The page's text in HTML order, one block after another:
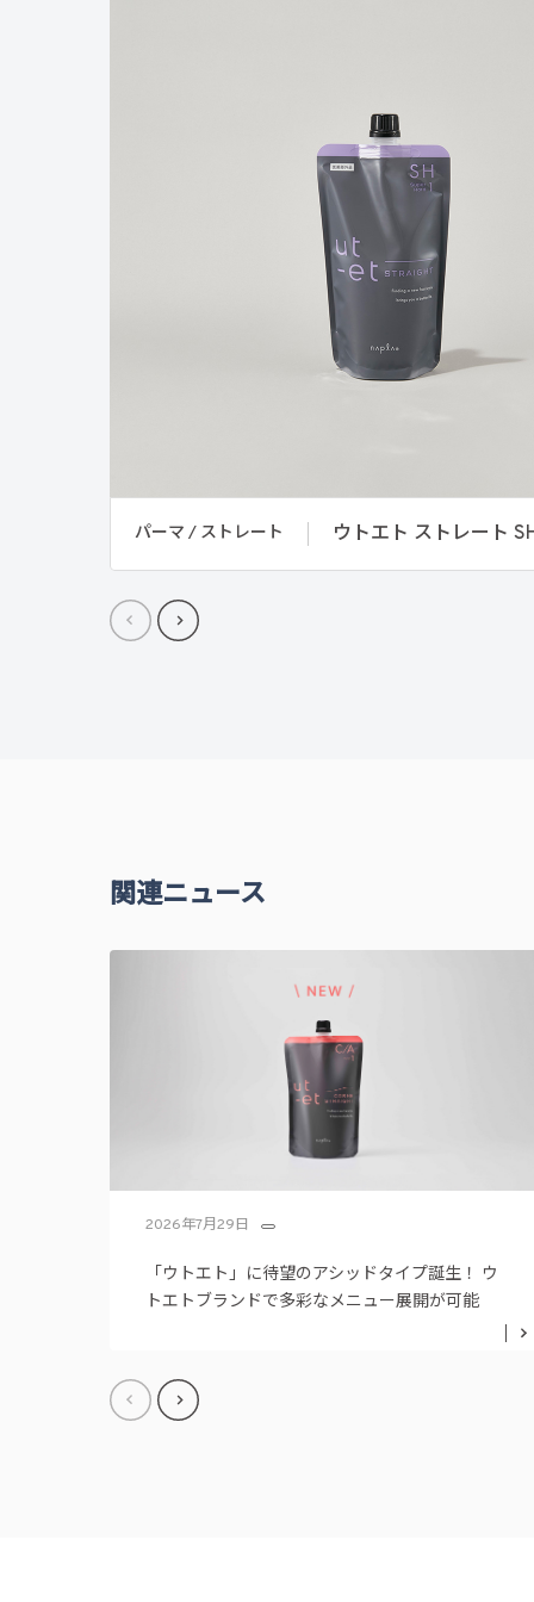
パーマ / ストレート ウトエト ストレート
関連ニュース
2026年7月29日
「ウトエト」に待望のアシッドタイプ誕生！ ウ
トエトブランドで多彩なメニュー展開が可能